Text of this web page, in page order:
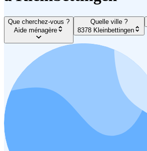
Que cherchez-vous ?
Aide ménagère
Quelle ville ?
8378 Kleinbettingen